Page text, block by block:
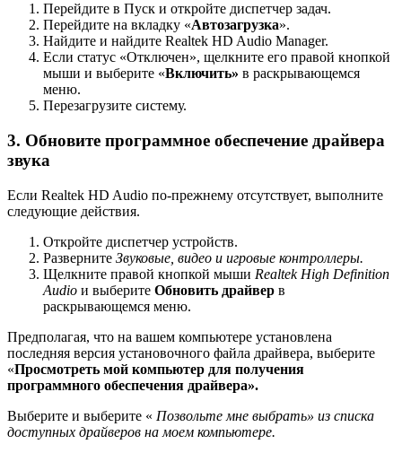
Перейдите в Пуск и откройте диспетчер задач.
Перейдите на вкладку «Автозагрузка».
Найдите и найдите Realtek HD Audio Manager.
Если статус «Отключен», щелкните его правой кнопкой
мыши и выберите «Включить» в раскрывающемся
меню.
Перезагрузите систему.
3. Обновите программное обеспечение драйвера
звука
Если Realtek HD Audio по-прежнему отсутствует, выполните
следующие действия.
Откройте диспетчер устройств.
Разверните Звуковые, видео и игровые контроллеры.
Щелкните правой кнопкой мыши Realtek High Definition
Audio и выберите Обновить драйвер в
раскрывающемся меню.
Предполагая, что на вашем компьютере установлена ​​
последняя версия установочного файла драйвера, выберите
«Просмотреть мой компьютер для получения
программного обеспечения драйвера».
Выберите и выберите « Позвольте мне выбрать» из списка
доступных драйверов на моем компьютере.